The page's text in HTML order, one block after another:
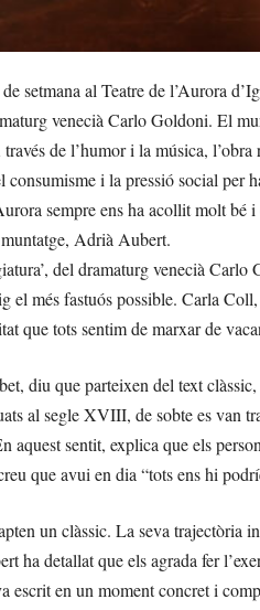
setmana al Teatre de l’Aurora
venecià Carlo Goldoni. El
de l’humor i la música, l’obra
i la pressió social per
sempre ens ha acollit molt bé
Adrià Aubert.
del dramaturg venecià
el més fastuós possible. Carla
que tots sentim de marxar de
diu que parteixen del text
al segle XVIII, de sobte es van
sentit, explica que els
que avui en dia “tots ens hi
un clàssic. La seva trajectòria
ha detallat que els agrada fer
escrit en un moment concret i